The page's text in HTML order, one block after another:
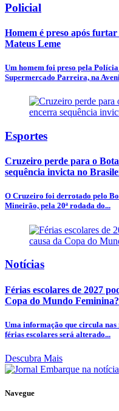
Policial
Homem é preso após
Mateus Leme
Um homem foi preso pela
Supermercado Parreira, na
Esportes
Cruzeiro perde para o
sequência invicta no
O Cruzeiro foi derrotado pelo
Mineirão, pela 20ª rodada do...
Notícias
Férias escolares de 2027
Copa do Mundo
Uma informação que circula
férias escolares será alterado...
Descubra Mais
Navegue